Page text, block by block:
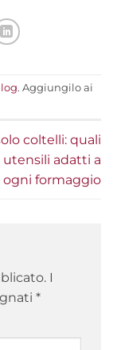
. Aggiungilo ai
coltelli: quali
utensili adatti a
ogni formaggio
I
*